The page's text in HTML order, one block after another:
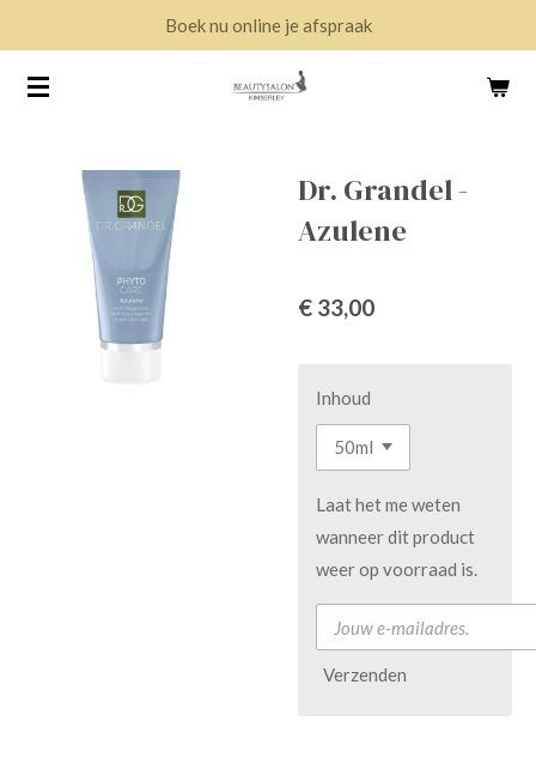
naar
Boek nu online je afspraak
Dr. Grandel -
Azulene
€ 33,00
Inhoud
Laat het me weten
wanneer dit product
weer op voorraad is.
Verzenden